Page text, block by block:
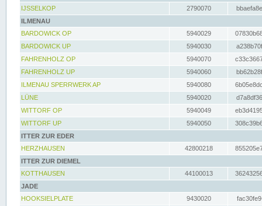
IJSSELKOP
2790070
ILMENAU
BARDOWICK OP
5940029
BARDOWICK UP
5940030
FAHRENHOLZ OP
5940070
FAHRENHOLZ UP
5940060
ILMENAU SPERRWERK AP
5940080
LÜNE
5940020
WITTORF OP
5940049
WITTORF UP
5940050
ITTER ZUR EDER
HERZHAUSEN
42800218
ITTER ZUR DIEMEL
KOTTHAUSEN
44100013
JADE
HOOKSIELPLATE
9430020